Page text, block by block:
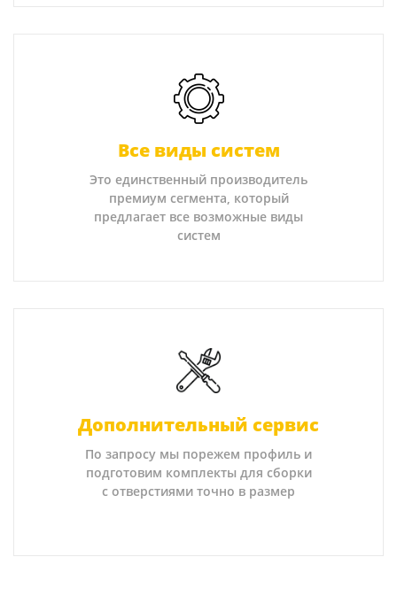
Все виды систем
Это единственный производитель
премиум сегмента, который
предлагает все возможные виды
систем
Дополнительный сервис
По запросу мы порежем профиль и
подготовим комплекты для сборки
с отверстиями точно в размер